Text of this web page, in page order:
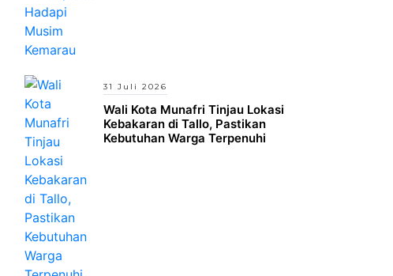
31 Juli 2026
Wali Kota Munafri Tinjau Lokasi
Kebakaran di Tallo, Pastikan
Kebutuhan Warga Terpenuhi